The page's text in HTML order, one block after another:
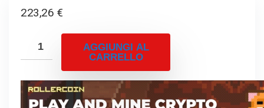
223,26 €
AGGIUNGI AL
CARRELLO